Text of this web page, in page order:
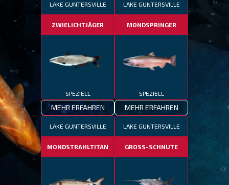
LAKE GUNTERSVILLE
ZWIELICHTJÄGER
SPEZIELL
MEHR ERFAHREN
LAKE GUNTERSVILLE
MONDSPRINGER
SPEZIELL
MEHR ERFAHREN
LAKE GUNTERSVILLE
MONDSTRAHLTITAN
LAKE GUNTERSVILLE
GROSS-SCHNUTE